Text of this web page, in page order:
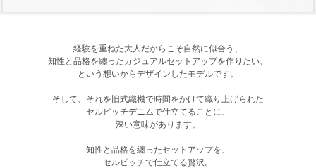
経験を重ねた大人だからこそ自然に似合う、
知性と品格を纏ったカジュアルセットアップを作りたい、
という想いからデザインしたモデルです。
そして、それを旧式織機で時間をかけて織り上げられた
セルビッチデニムで仕立てることに、
深い意味があります。
知性と品格を纏ったセットアップを、
セルビッチで仕立てる贅沢。